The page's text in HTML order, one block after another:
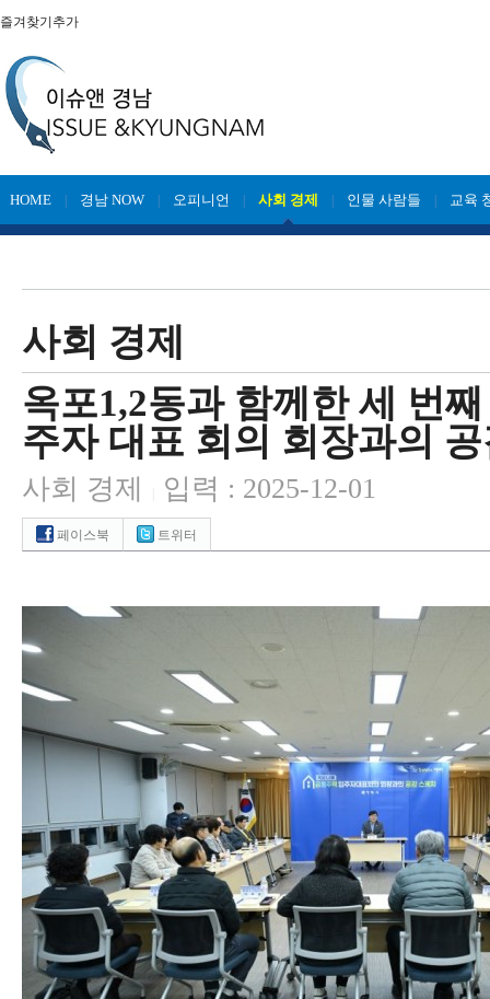
즐겨찾기추가
HOME 경남 NOW 오피니언 사회 경제 인물 사람들 교육
사회 경제
옥포1,2동과 함께한 세 번
주자 대표 회의 회장과의
사회 경제 입력 : 2025-12-01
페이스북 트위터